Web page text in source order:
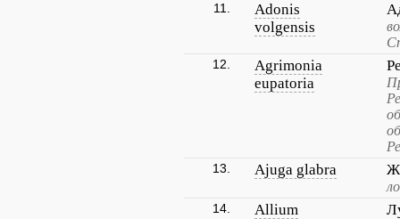
11.
Adonis
volgensis
12.
Agrimonia
eupatoria
13. Ajuga glabra
14. Allium